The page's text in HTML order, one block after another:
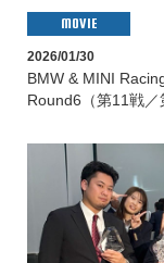
MOVIE
2026/01/30
BMW & MINI
Round6（第11戦